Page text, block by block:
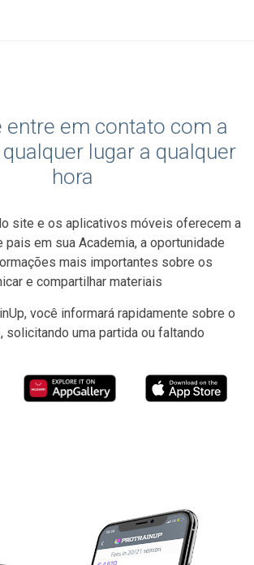
entre em contato com a
lugar a qualquer
hora
site e os aplicativos móveis oferecem a
pais em sua Academia, a oportunidade
mais importantes sobre os
e compartilhar materiais
você informará rapidamente sobre o
solicitando uma partida ou faltando